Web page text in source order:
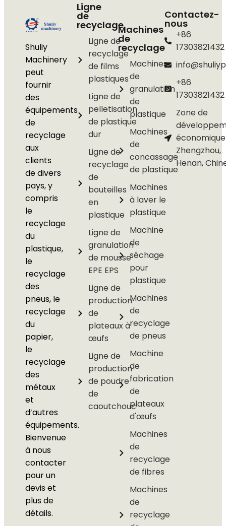
Shuliy
Machinery
peut
fournir
des
équipements
de
recyclage
aux
clients
de divers
pays, y
compris
le
recyclage
du
plastique,
le
recyclage
des
pneus, le
recyclage
du
papier,
le
recyclage
des
métaux
et
d’autres
équipements.
Bienvenue
à nous
contacter
pour un
devis et
plus de
détails.
Ligne
de
recyclage
Ligne de
recyclage
de films
plastiques
Ligne de
pelletisation
de plastique
dur
Ligne de
recyclage
de
bouteilles
en
plastique
Ligne de
granulation
de mousse
EPE EPS
Ligne de
production
de
plateaux à
œufs
Ligne de
production
de poudre
de
caoutchouc
Machines
de
recyclage
Machines
de
granulation
de
plastique
Machines
de
concassage
de plastique
Machines
à laver le
plastique
Machine
de
séchage
pour
plastique
Machines
de
recyclage
de pneus
Machine
de
fabrication
de
plateaux
d'œufs
Machines
de
recyclage
de fibres
Machines
de
recyclage
Contactez-
nous
+86
17303821432
+86
17303821432
Zone de
Zhengzhou,
Henan,